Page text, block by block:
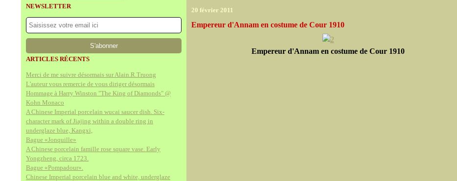
NEWSLETTER
ARTICLES RÉCENTS
Merci de me suivre désormais sur Alain.R.Truong
L'auteur vous remercie de vous diriger désormais
Hommage à Harry Winston "The King of Diamonds" @
Kohn Monaco
A Chinese Imperial porcelain wucai saucer dish. Six-
character mark of Jiajing within a double ring in
underglaze blue, Kangxi,
Bague «Jonquille»
A Chinese porcelain famille rose square vase. Early
Yongzheng, circa 1723.
Bague «Pompadour».
Chinese Imperial porcelain blue and white, underglaze
20 février 2011
Empereur d'Annam en costume de Cour 1910
Empereur d'Annam en costume de Cour 1910